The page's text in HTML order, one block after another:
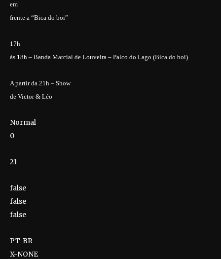
em
frente a “Bica do boi”
17h
às 18h – Banda Marcial de Louveira – Palco do Lago (Bica do boi)
A partir da 21h – Show
de Victor & Léo
Normal
0
21
false
false
false
PT-BR
X-NONE